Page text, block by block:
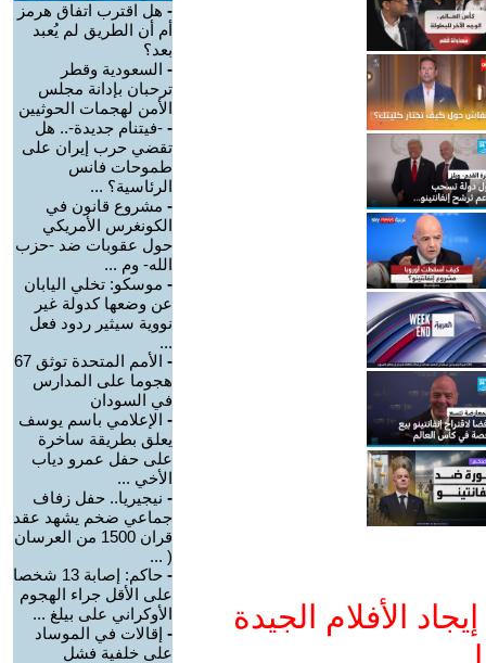
الأفلام الجيدة
- هل اقترب اتفاق هرمز
أم أن الطريق لم يُعبد
بعد؟
- السعودية وقطر
ترحبان بإدانة مجلس
الأمن لهجمات الحوثيين
- -فيتنام جديدة-.. هل
تقضي حرب إيران على
طموحات فانس
الرئاسية؟ ...
- مشروع قانون في
الكونغرس الأمريكي
حول عقوبات ضد -حزب
الله- وم ...
- موسكو: تخلي اليابان
عن وضعها كدولة غير
نووية سيثير ردود فعل
...
-
الأمم المتحدة توثق 67
هجوما على المدارس
في السودان
- الإعلامي باسم يوسف
يعلق بطريقة ساخرة
على حفل عمرو دياب
الأخي ...
- نيجيريا.. حفل زفاف
جماعي ضخم يشهد عقد
قران 1500 من العرسان
( ...
-
حاكم: إصابة 13 شخصا
على الأقل جراء الهجوم
الأوكراني على بيلغ ...
- إقالات في الموساد
على خلفية فشل